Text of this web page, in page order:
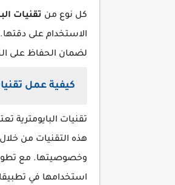
كل نوع من تقنيات
الاستخدام على
لضمان الحفاظ على
كيفية عمل
تقنيات
هذه التقنيات من
وخصوصيتها. مع تطور
استخدامها في